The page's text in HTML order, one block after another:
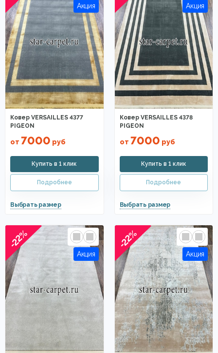
Ковер VERSAILLES 4377
PIGEON
от 7000 руб
Ковер VERSAILLES 4378
PIGEON
от 7000 руб
-22% -22%